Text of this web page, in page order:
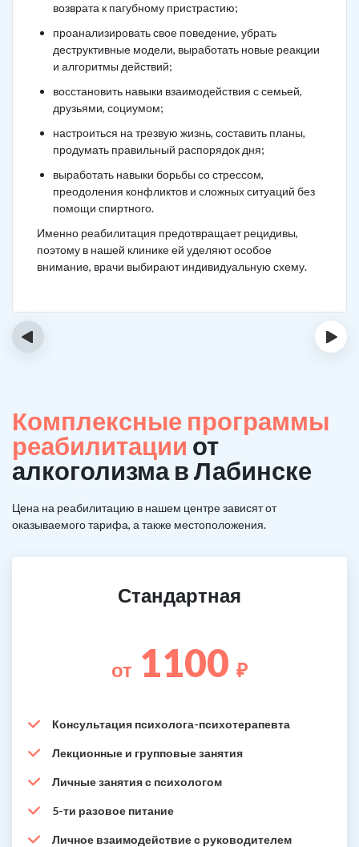
возврата к пагубному пристрастию;
проанализировать свое поведение, убрать
деструктивные модели, выработать новые реакции
и алгоритмы действий;
восстановить навыки взаимодействия с семьей,
друзьями, социумом;
настроиться на трезвую жизнь, составить планы,
продумать правильный распорядок дня;
выработать навыки борьбы со стрессом,
преодоления конфликтов и сложных ситуаций без
помощи спиртного.
Именно реабилитация предотвращает рецидивы,
поэтому в нашей клинике ей уделяют особое
внимание, врачи выбирают индивидуальную схему.
‹ ›
Комплексные программы
реабилитации от
алкоголизма в Лабинске
Цена на реабилитацию в нашем центре зависят от
оказываемого тарифа, а также местоположения.
Стандартная
от 1100 ₽
Консультация психолога-психотерапевта
Лекционные и групповые занятия
Личные занятия с психологом
5-ти разовое питание
Личное взаимодействие с руководителем